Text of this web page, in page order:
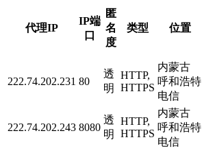
代理IP
IP端
口
匿
名
度
类型 位置
222.74.202.231 80
透
明
HTTP,
HTTPS
内蒙古
呼和浩特
电信
222.74.202.243 8080
透
明
HTTP,
HTTPS
内蒙古
呼和浩特
电信